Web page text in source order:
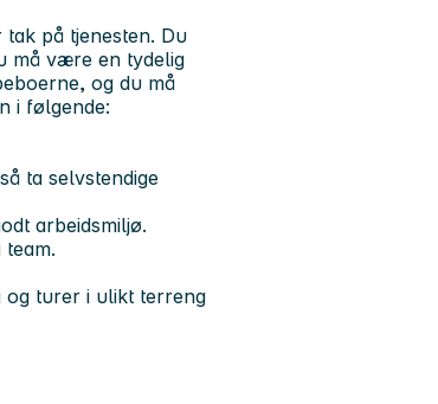
på tjenesten. Du
må være en tydelig
og du må
i følgende:
ta selvstendige
arbeidsmiljø.
og turer i ulikt terreng